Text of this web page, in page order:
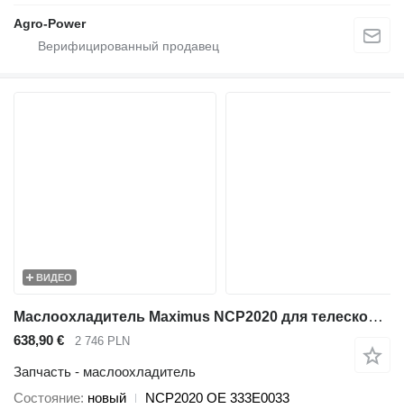
Agro-Power
ВИДЕО
Маслоохладитель Maximus NCP2020 для телескопического погрузчика JCB 536-70 536-60 531-70 541-70 560-80 535-95 550-80 540-140 540-200 540-170 550-140 550-170
638,90 € 2 746 PLN
Запчасть - маслоохладитель
Состояние новый
NCP2020 OE 333E0033